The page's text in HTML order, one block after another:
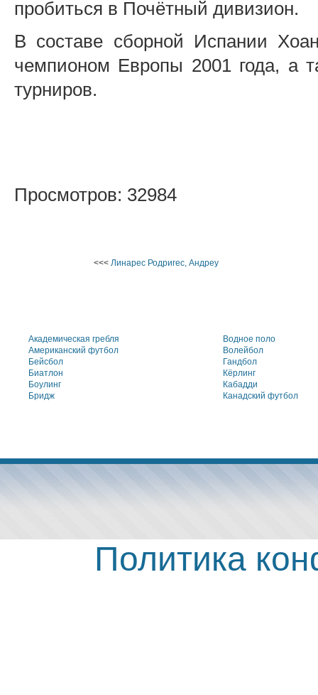
пробиться в Почётный дивизион.
В составе сборной Испании
чемпионом Европы 2001 года, а
турниров.
Просмотров: 32984
<<< Линарес Родригес, Андреу
Академическая гребля
Американский футбол
Бейсбол
Биатлон
Боулинг
Бридж
Водное поло
Волейбол
Гандбол
Кёрлинг
Кабадди
Канадский футбол
Политика